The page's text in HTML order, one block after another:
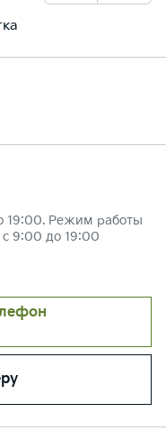
19:00. Режим работы
9:00 до 19:00